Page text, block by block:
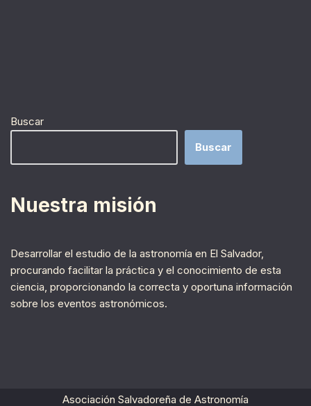
Buscar
Buscar
Nuestra misión
Desarrollar el estudio de la astronomía en El Salvador,
procurando facilitar la práctica y el conocimiento de esta
ciencia, proporcionando la correcta y oportuna información
sobre los eventos astronómicos.
Asociación Salvadoreña de Astronomía